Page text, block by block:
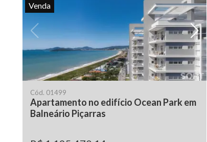
Venda
Cód. 01499
Apartamento no edifício Ocean Park em
Balneário Piçarras